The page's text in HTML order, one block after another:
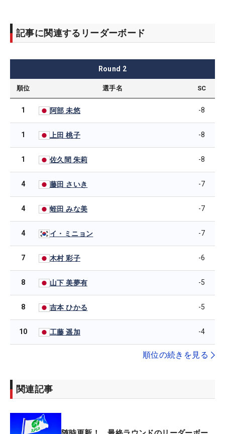
記事に関連するリーダーボード
Round 2
順位 選手名 SC
1 阿部 未悠 -8
1 上田 桃子 -8
1 佐久間 朱莉 -8
4 藤田 さいき -7
4 蛭田 みな美 -7
4 イ・ミニョン -7
7 木村 彩子 -6
8 山下 美夢有 -5
8 吉本 ひかる -5
10 工藤 遥加 -4
順位の続きを見る
関連記事